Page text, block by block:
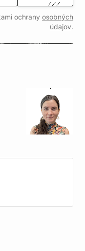
ochrany osobných
údajov.